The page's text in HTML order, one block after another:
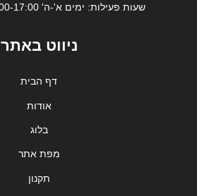
שעות פעילות: ימים א'-ה' 08:00-17:00 (יום ו' סגור)
ניווט באתר
דף הבית
אודות
בלוג
מפת אתר
תקנון